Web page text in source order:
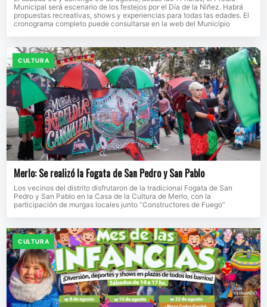
Municipal será escenario de los festejos por el Día de la Niñez. Habrá
propuestas recreativas, shows y experiencias para todas las edades. El
cronograma completo puede consultarse en la web del Municipio
CULTURA
Merlo: Se realizó la Fogata de San Pedro y San Pablo
Los vecinos del distrito disfrutaron de la tradicional Fogata de San
Pedro y San Pablo en la Casa de la Cultura de Merlo, con la
participación de murgas locales junto “Constructores de Fuego”
CULTURA